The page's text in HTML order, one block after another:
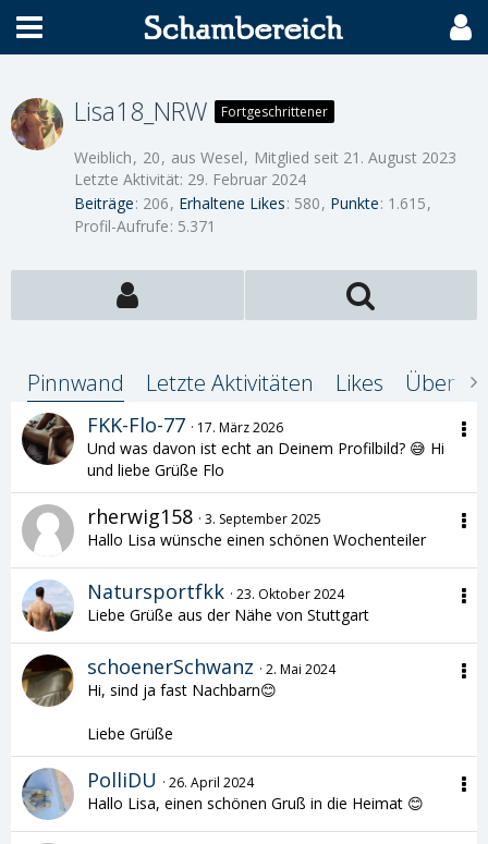
Lisa18_NRW Fortgeschrittener
Weiblich 20 aus Wesel
Mitglied seit 21. August 2023
Letzte Aktivität: 29. Februar 2024
Beiträge 206 Erhaltene Likes 580 Punkte 1.615
Profil-Aufrufe 5.371
Pinnwand Letzte Aktivitäten Likes Über
FKK-Flo-77 17. März 2026
Und was davon ist echt an Deinem Profilbild? 😅 Hi
und liebe Grüße Flo
rherwig158 3. September 2025
Hallo Lisa wünsche einen schönen Wochenteiler
Natursportfkk 23. Oktober 2024
Liebe Grüße aus der Nähe von Stuttgart
schoenerSchwanz 2. Mai 2024
Hi, sind ja fast Nachbarn😊
Liebe Grüße
PolliDU 26. April 2024
Hallo Lisa, einen schönen Gruß in die Heimat 😊